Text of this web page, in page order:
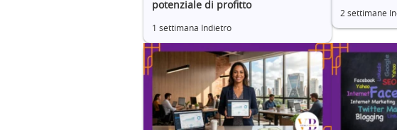
potenziale di profitto
1 settimana Indietro
2 settimane